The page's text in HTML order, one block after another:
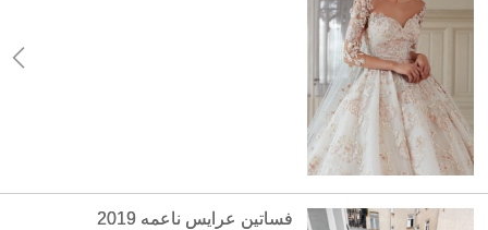
فساتين عرايس ناعمه 2019